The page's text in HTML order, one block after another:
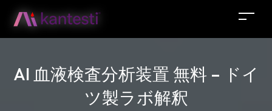
AI 血液検査分析装置 無料 – ドイ
ツ製ラボ解釈